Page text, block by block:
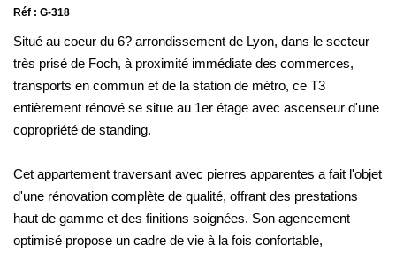
VENDRE
Estimer votre bien
CONTACT
Réf : G-318
Situé au coeur du 6? arrondissement de Lyon, dans le secteur
très prisé de Foch, à proximité immédiate des commerces,
transports en commun et de la station de métro, ce T3
entièrement rénové se situe au 1er étage avec ascenseur d'une
copropriété de standing.
Cet appartement traversant avec pierres apparentes a fait
l'objet d'une rénovation complète de qualité, offrant des
prestations haut de gamme et des finitions soignées. Son
agencement optimisé propose un cadre de vie à la fois